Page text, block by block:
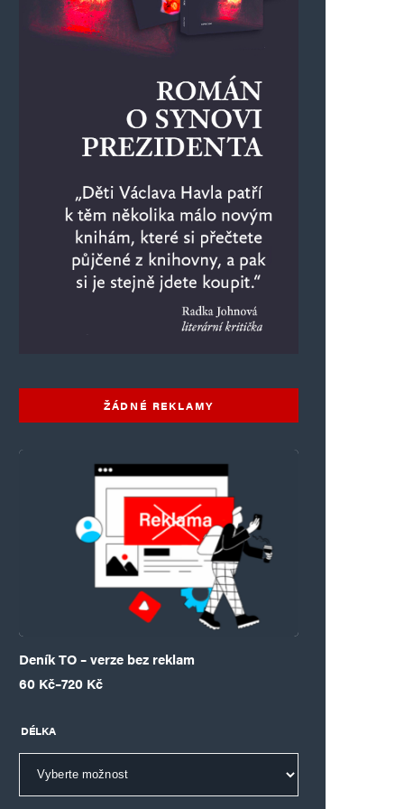
ŽÁDNÉ REKLAMY
Deník TO – verze bez reklam
60 Kč–720 Kč
Rozpětí cen: 60 Kč až 720 Kč
DÉLKA